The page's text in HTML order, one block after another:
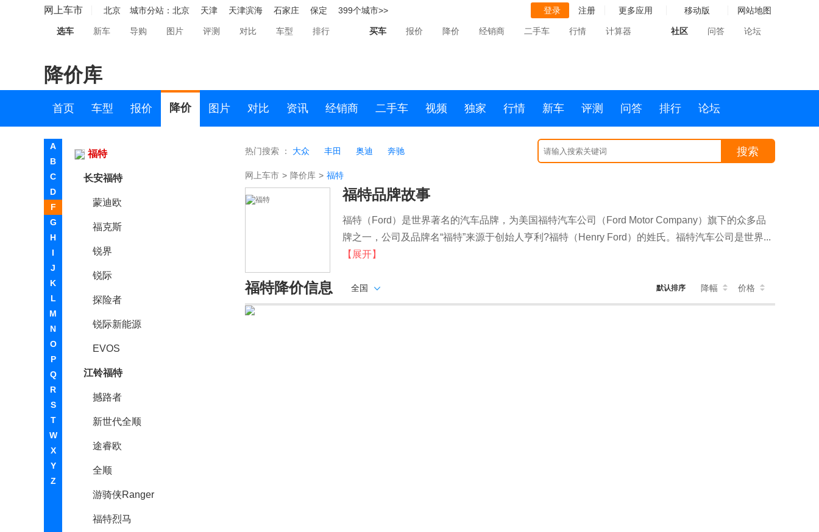
网上车市 北京 城市分站： 北京 天津 天津滨海 石家庄 保定 399个城市>> 登录 注册 更多应用 移动版 网站地图
选车 新车 导购 图片 评测 对比 车型 排行 买车 报价 降价 经销商 二手车 行情 计算器 社区 问答 论坛
降价库
首页 车型 报价 降价 图片 对比 资讯 经销商 二手车 视频 独家 行情 新车 评测 问答 排行 论坛
A
B
C
D
F
G
H
I
J
K
L
M
N
O
P
Q
R
S
T
W
X
Y
Z
212
方程豹
飞凡汽车
丰田
福特
长安福特
蒙迪欧
福克斯
锐界
锐际
探险者
锐际新能源
EVOS
江铃福特
撼路者
新世代全顺
途睿欧
全顺
游骑侠Ranger
福特烈马
热门搜索 ： 大众 丰田 奥迪 奔驰 搜索
网上车市 > 降价库 > 福特
福特品牌故事
福特（Ford）是世界著名的汽车品牌，为美国福特汽车公司（Ford Motor Company）旗下的众多品
牌之一，公司及品牌名“福特”来源于创始人亨利?福特（Henry Ford）的姓氏。福特汽车公司是世界...
【展开】
福特降价信息 全国 默认排序 降幅 价格